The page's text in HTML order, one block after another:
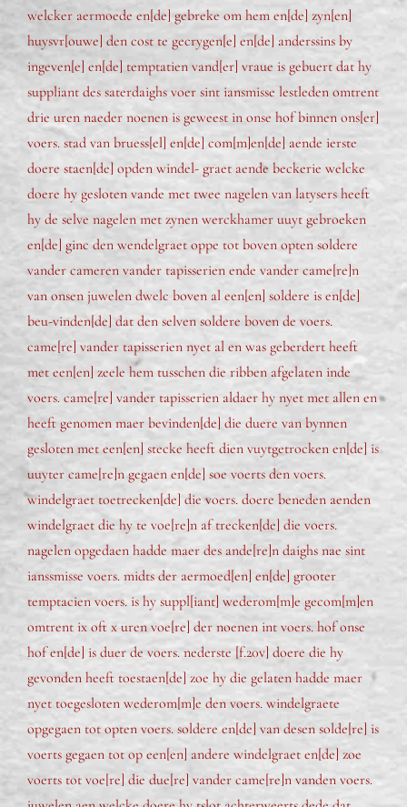
welcker aermoede en[de] gebreke om hem en[de] zyn[en]
huysvr[ouwe] den cost te gecrygen[e] en[de] anderssins by
ingeven[e] en[de] temptatien vand[er] vraue is gebuert dat hy
suppliant des saterdaighs voer sint iansmisse lestleden omtrent
drie uren naeder noenen is geweest in onse hof binnen ons[er]
voers. stad van bruess[el] en[de] com[m]en[de] aende ierste
doere staen[de] opden windel- graet aende beckerie welcke
doere hy gesloten vande met twee nagelen van latysers heeft
hy de selve nagelen met zynen werckhamer uuyt gebroeken
en[de] ginc den wendelgraet oppe tot boven opten soldere
vander cameren vander tapisserien ende vander came[re]n
van onsen juwelen dwelc boven al een[en] soldere is en[de]
beu-vinden[de] dat den selven soldere boven de voers.
came[re] vander tapisserien nyet al en was geberdert heeft
met een[en] zeele hem tusschen die ribben afgelaten inde
voers. came[re] vander tapisserien aldaer hy nyet met allen en
heeft genomen maer bevinden[de] die duere van bynnen
gesloten met een[en] stecke heeft dien vuytgetrocken en[de] is
uuyter came[re]n gegaen en[de] soe voerts den voers.
windelgraet toetrecken[de] die voers. doere beneden aenden
windelgraet die hy te voe[re]n af trecken[de] die voers.
nagelen opgedaen hadde maer des ande[re]n daighs nae sint
ianssmisse voers. midts der aermoed[en] en[de] grooter
temptacien voers. is hy suppl[iant] wederom[m]e gecom[m]en
omtrent ix oft x uren voe[re] der noenen int voers. hof onse
hof en[de] is duer de voers. nederste [f.20v] doere die hy
gevonden heeft toestaen[de] zoe hy die gelaten hadde maer
nyet toegesloten wederom[m]e den voers. windelgraete
opgegaen tot opten voers. soldere en[de] van desen solde[re] is
voerts gegaen tot op een[en] andere windelgraet en[de] zoe
voerts tot voe[re] die due[re] vander came[re]n vanden voers.